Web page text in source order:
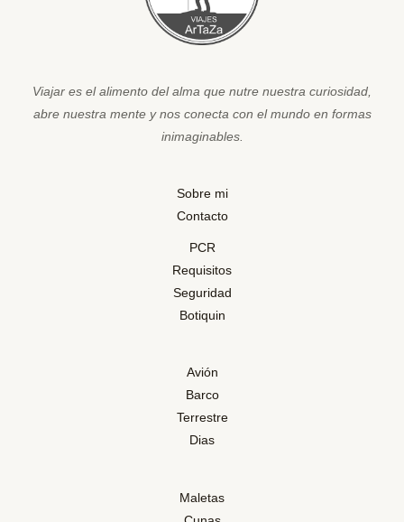
Viajar es el alimento del alma que nutre nuestra curiosidad,
abre nuestra mente y nos conecta con el mundo en formas
inimaginables.
Sobre mi
Contacto
PCR
Requisitos
Seguridad
Botiquin
Avión
Barco
Terrestre
Dias
Maletas